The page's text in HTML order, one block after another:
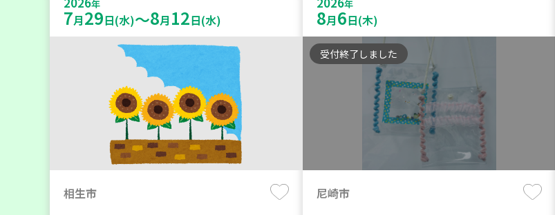
年
7月29日(水)～8月 12日(水)
相生市
年
8月6日(木)
受付終了しました
尼崎市